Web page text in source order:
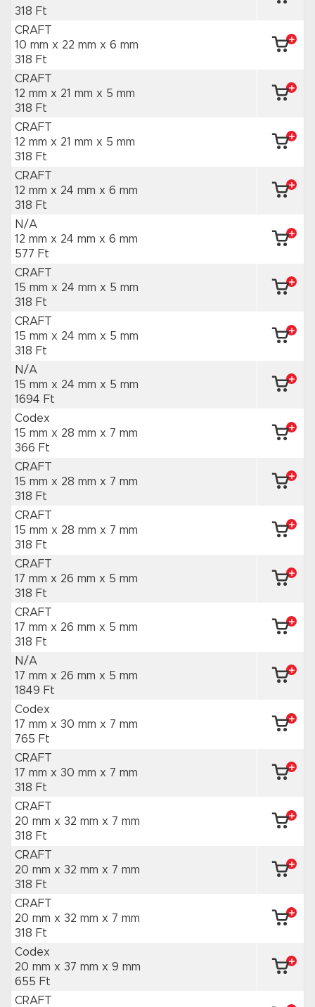
318 Ft
CRAFT
10 mm x 22 mm x 6 mm
318 Ft
CRAFT
12 mm x 21 mm x 5 mm
318 Ft
CRAFT
12 mm x 21 mm x 5 mm
318 Ft
CRAFT
12 mm x 24 mm x 6 mm
318 Ft
N/A
12 mm x 24 mm x 6 mm
577 Ft
CRAFT
15 mm x 24 mm x 5 mm
318 Ft
CRAFT
15 mm x 24 mm x 5 mm
318 Ft
N/A
15 mm x 24 mm x 5 mm
1694 Ft
Codex
15 mm x 28 mm x 7 mm
366 Ft
CRAFT
15 mm x 28 mm x 7 mm
318 Ft
CRAFT
15 mm x 28 mm x 7 mm
318 Ft
CRAFT
17 mm x 26 mm x 5 mm
318 Ft
CRAFT
17 mm x 26 mm x 5 mm
318 Ft
N/A
17 mm x 26 mm x 5 mm
1849 Ft
Codex
17 mm x 30 mm x 7 mm
765 Ft
CRAFT
17 mm x 30 mm x 7 mm
318 Ft
CRAFT
20 mm x 32 mm x 7 mm
318 Ft
CRAFT
20 mm x 32 mm x 7 mm
318 Ft
CRAFT
20 mm x 32 mm x 7 mm
318 Ft
Codex
20 mm x 37 mm x 9 mm
655 Ft
CRAFT